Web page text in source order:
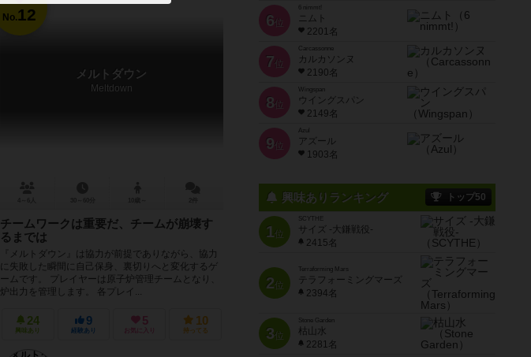
No.12
メルトダウン
Meltdown
チームワークは重要だ、チームが崩壊す
るまでは
『メルトダウン』は協力が前提でありながら、協力
に失敗した瞬間に自己保身、裏切りへと変化するゲ
ームです。 プレイヤーは原子炉管理チームとなり、
炉出力を管理します。 各プレイ...
24
興味あり
9
経験あり
5
お気に入り
10
持ってる
6位
6 nimmt!
ニムト
2201名
7位
Carcassonne
カルカソンヌ
2190名
8位
Wingspan
ウイングスパン
2149名
9位
Azul
アズール
1903名
興味ありランキング トップ50
1位
SCYTHE
サイズ -大鎌戦役-
2415名
2位
Terraforming Mars
テラフォーミングマーズ
2394名
3位
Stone Garden
枯山水
2281名